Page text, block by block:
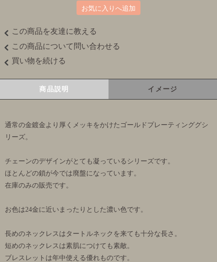
お気に入りへ追加
この商品を友達に教える
この商品について問い合わせる
買い物を続ける
商品説明 イメージ
通常の金鍍金より厚くメッキをかけたゴールドプレーティンググシ
リーズ。
チェーンのデザインがとても凝っているシリーズです。
ほとんどの鎖が今では廃盤になっています。
在庫のみの販売です。
お色は24金に近いまったりとした濃い色です。
長めのネックレスはタートルネックを来ても十分な長さ。
短めのネックレスは素肌につけても素敵。
ブレスレットは年中使える優れものです。